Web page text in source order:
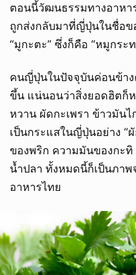
ตอนนี้วัฒนธรรมทางอาหา
ถูกส่งกลับมาที่ญี่ปุ่นในชื่อข
“มูกะตะ” ซึ่งก็คือ “หมูกระ
คนญี่ปุ่นในปัจจุบันค่อนข้าง
ขึ้น แน่นอนว่าสิ่งยอดฮิตก็
หวาน ผัดกะเพรา ข้าวมัน
เป็นกระแสในญี่ปุ่นอย่าง “
ของพริก ความมันของกะ
น้ำปลา ทั้งหมดนี้ก็เป็นภา
อาหารไทย